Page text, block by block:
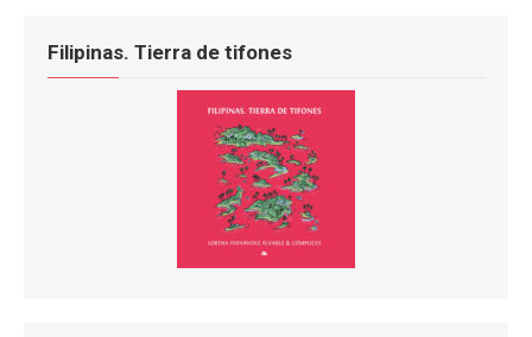
Filipinas. Tierra de tifones